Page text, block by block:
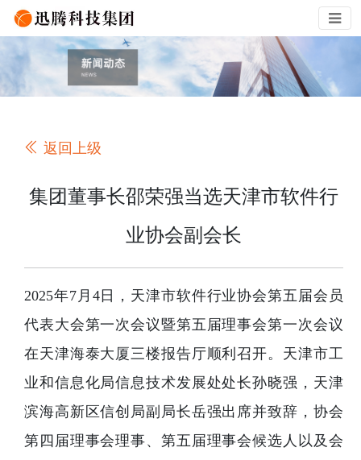
返回上级
集团董事长邵荣强当选天津市软件行
业协会副会长
2025年7月4日，天津市软件行业协会第五届会员
代表大会第一次会议暨第五届理事会第一次会议
在天津海泰大厦三楼报告厅顺利召开。天津市工
业和信息化局信息技术发展处处长孙晓强，天津
滨海高新区信创局副局长岳强出席并致辞，协会
第四届理事会理事、第五届理事会候选人以及会